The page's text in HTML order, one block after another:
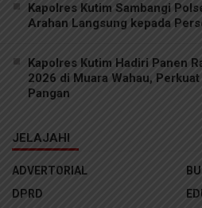
Kapolres Kutim Sambangi
Arahan Langsung kepada
Kapolres Kutim Hadiri Panen
2026 di Muara Wahau,
Pangan
JELAJAHI
ADVERTORIAL
DPRD